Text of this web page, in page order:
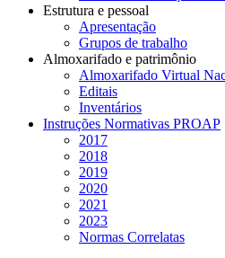
Estrutura e pessoal
Apresentação
Grupos de trabalho
Almoxarifado e patrimônio
Almoxarifado Virtual
Editais
Inventários
Instruções Normativas PROAP
2017
2018
2019
2020
2021
2023
Normas Correlatas